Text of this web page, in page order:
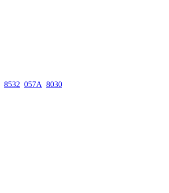
8532 057A 8030